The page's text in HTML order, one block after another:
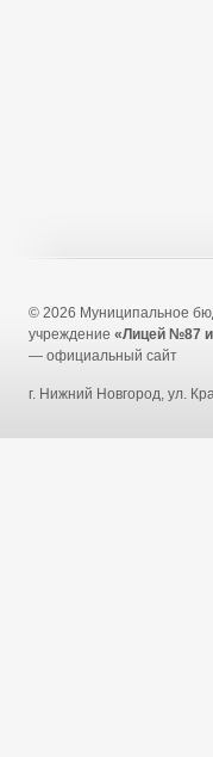
© 2026 Муниципальное
учреждение «Лицей №87
— официальный сайт
г. Нижний Новгород, ул.